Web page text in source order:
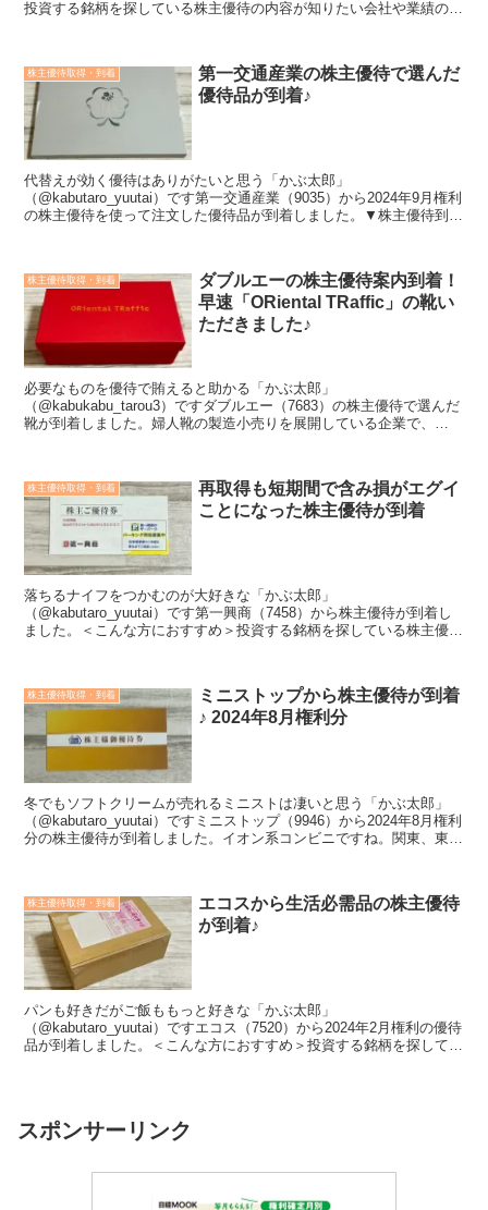
投資する銘柄を探している株主優待の内容が知りたい会社や業績のこ
株主優待取得・到着
第一交通産業の株主優待で選んだ
優待品が到着♪
代替えが効く優待はありがたいと思う「かぶ太郎」
（@kabutaro_yuutai）です第一交通産業（9035）から2024年9月権利
の株主優待を使って注文した優待品が到着しました。▼株主優待到着
株主優待取得・到着
ダブルエーの株主優待案内到着！
早速「ORiental TRaffic」の靴い
ただきました♪
必要なものを優待で賄えると助かる「かぶ太郎」
（@kabukabu_tarou3）ですダブルエー（7683）の株主優待で選んだ
靴が到着しました。婦人靴の製造小売りを展開している企業で、
株主優待取得・到着
再取得も短期間で含み損がエグイ
ことになった株主優待が到着
落ちるナイフをつかむのが大好きな「かぶ太郎」
（@kabutaro_yuutai）です第一興商（7458）から株主優待が到着し
ました。＜こんな方におすすめ＞投資する銘柄を探している株主優待
株主優待取得・到着
ミニストップから株主優待が到着
♪ 2024年8月権利分
冬でもソフトクリームが売れるミニストは凄いと思う「かぶ太郎」
（@kabutaro_yuutai）ですミニストップ（9946）から2024年8月権利
分の株主優待が到着しました。イオン系コンビニですね。関東、東海
株主優待取得・到着
エコスから生活必需品の株主優待
が到着♪
パンも好きだがご飯ももっと好きな「かぶ太郎」
（@kabutaro_yuutai）ですエコス（7520）から2024年2月権利の優待
品が到着しました。＜こんな方におすすめ＞投資する銘柄を探してい
スポンサーリンク